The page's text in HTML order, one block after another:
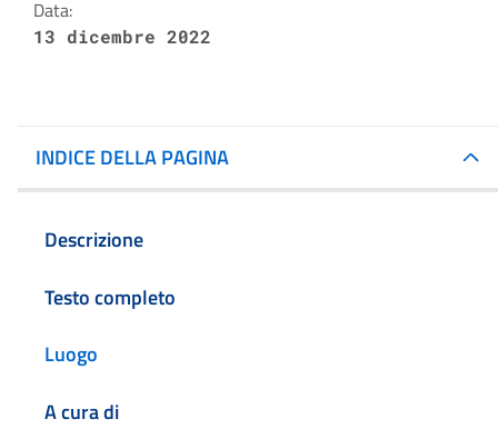
Data:
13 dicembre 2022
INDICE DELLA PAGINA
Descrizione
Testo completo
Luogo
A cura di